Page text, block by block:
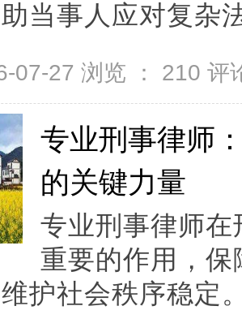
当事人应对复杂
07-27 浏览 ： 210 评
专业刑事律师
的关键力量
专业刑事律师
重要的作用，
护社会秩序稳定